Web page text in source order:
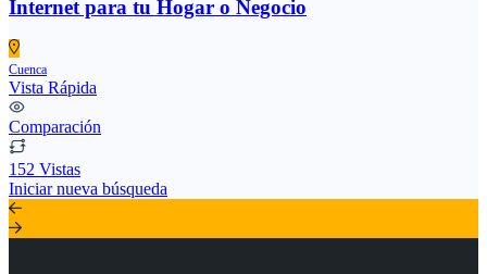
Internet para tu Hogar o Negocio
Cuenca
Vista Rápida
Comparación
152 Vistas
Iniciar nueva búsqueda